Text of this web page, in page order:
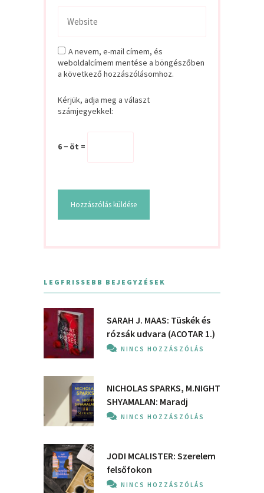
A nevem, e-mail címem, és
weboldalcímem mentése a böngészőben
a következő hozzászólásomhoz.
Kérjük, adja meg a választ
számjegyekkel:
6 − öt =
LEGFRISSEBB BEJEGYZÉSEK
SARAH J. MAAS: Tüskék és
rózsák udvara (ACOTAR 1.)
NINCS HOZZÁSZÓLÁS
NICHOLAS SPARKS, M.NIGHT
SHYAMALAN: Maradj
NINCS HOZZÁSZÓLÁS
JODI MCALISTER: Szerelem
felsőfokon
NINCS HOZZÁSZÓLÁS